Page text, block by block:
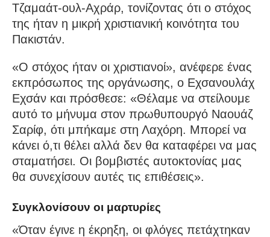
Τζαμαάτ-ουλ-Αχράρ, τονίζοντας ότι ο στόχος
της ήταν η μικρή χριστιανική κοινότητα του
Πακιστάν.
«Ο στόχος ήταν οι χριστιανοί», ανέφερε ένας
εκπρόσωπος της οργάνωσης, ο Εχσανουλάχ
Εχσάν και πρόσθεσε: «Θέλαμε να στείλουμε
αυτό το μήνυμα στον πρωθυπουργό Ναουάζ
Σαρίφ, ότι μπήκαμε στη Λαχόρη. Μπορεί να
κάνει ό,τι θέλει αλλά δεν θα καταφέρει να μας
σταματήσει. Οι βομβιστές αυτοκτονίας μας
θα συνεχίσουν αυτές τις επιθέσεις».
Συγκλονίσουν οι μαρτυρίες
«Όταν έγινε η έκρηξη, οι φλόγες πετάχτηκαν